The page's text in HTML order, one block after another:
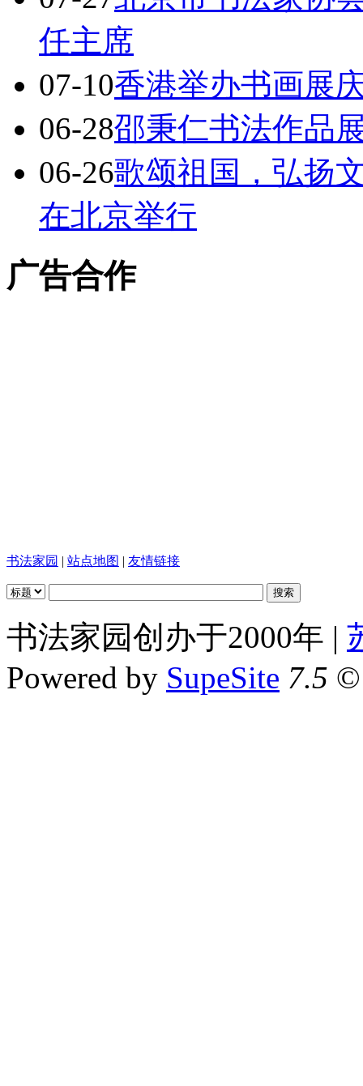
任主席
07-10香港举办书画展
06-28邵秉仁书法作品
06-26歌颂祖国，弘扬
在北京举行
广告合作
书法家园 | 站点地图 | 友情链接
书法家园创办于2000年 |
Powered by SupeSite 7.5 ©